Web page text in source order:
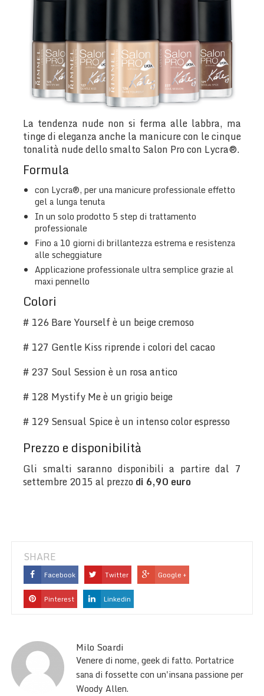
La tendenza nude non si ferma alle labbra, ma
tinge di eleganza anche la manicure con le cinque
tonalità nude dello smalto Salon Pro con Lycra®.
Formula
con Lycra®, per una manicure professionale effetto
gel a lunga tenuta
In un solo prodotto 5 step di trattamento
professionale
Fino a 10 giorni di brillantezza estrema e resistenza
alle scheggiature
Applicazione professionale ultra semplice grazie al
maxi pennello
Colori
# 126 Bare Yourself è un beige cremoso
# 127 Gentle Kiss riprende i colori del cacao
# 237 Soul Session è un rosa antico
# 128 Mystify Me è un grigio beige
# 129 Sensual Spice è un intenso color espresso
Prezzo e disponibilità
Gli smalti saranno disponibili a partire dal 7
settembre 2015 al prezzodi 6,90 euro
SHARE
Facebook Twitter Google +
Pinterest Linkedin
Milo Soardi
Venere di nome, geek di fatto. Portatrice
sana di fossette con un'insana passione per
Woody Allen.